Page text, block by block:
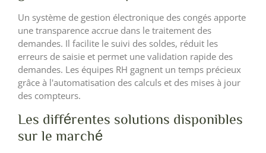
Un système de gestion électronique des congés apporte
une transparence accrue dans le traitement des
demandes. Il facilite le suivi des soldes, réduit les
erreurs de saisie et permet une validation rapide des
demandes. Les équipes RH gagnent un temps précieux
grâce à l'automatisation des calculs et des mises à jour
des compteurs.
Les différentes solutions disponibles
sur le marché